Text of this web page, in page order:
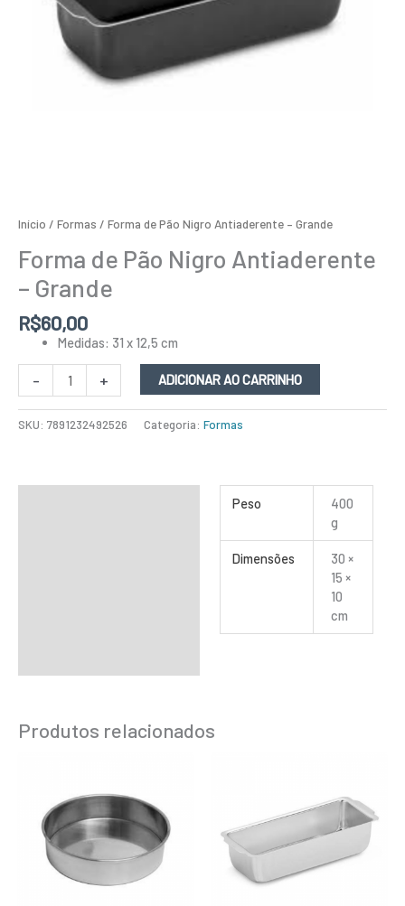
Início / Formas / Forma de Pão Nigro Antiaderente – Grande
Forma de Pão Nigro Antiaderente
– Grande
R$60,00
Medidas: 31 x 12,5 cm
- + ADICIONAR AO CARRINHO
SKU: 7891232492526 Categoria: Formas
Peso
400
g
Dimensões
30 ×
15 ×
10
cm
Produtos relacionados